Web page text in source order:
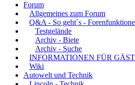
Forum
Allgemeines zum Forum
Q&A - So geht´s -
Testgelände
Archiv - Biete
Archiv - Suche
INFORMATIONEN FÜR
Wiki
Autowelt und Technik